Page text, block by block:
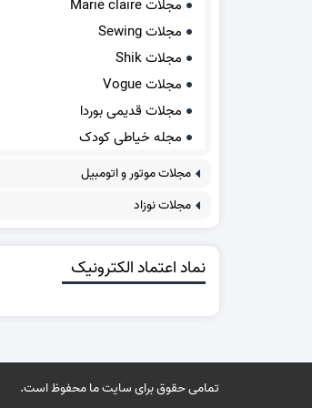
مجلات Marie claire
مجلات Sewing
مجلات Shik
مجلات Vogue
مجلات قدیمی بوردا
مجله خیاطی کودک
مجلات موتور و اتومبیل
مجلات نوزاد
نماد اعتماد الکترونیک
تمامی حقوق برای سایت ما محفوظ است.